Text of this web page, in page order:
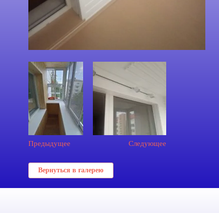
Предыдущее Следующее
Вернуться в галерею